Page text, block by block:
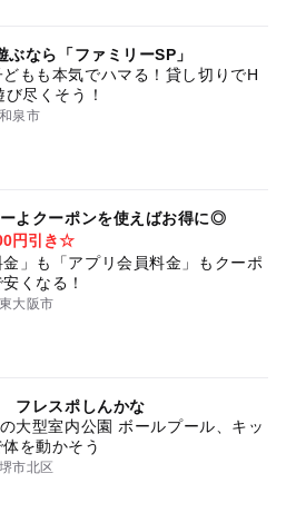
なら「ファミリーSP」
どもも本気でハマる！貸し切りでH
尽くそう！
泉市
よクーポンを使えばお得に◎
円引き☆
金」も「アプリ会員料金」もクーポ
くなる！
大阪市
フレスポしんかな
大型室内公園 ボールプール、キッ
を動かそう
市北区